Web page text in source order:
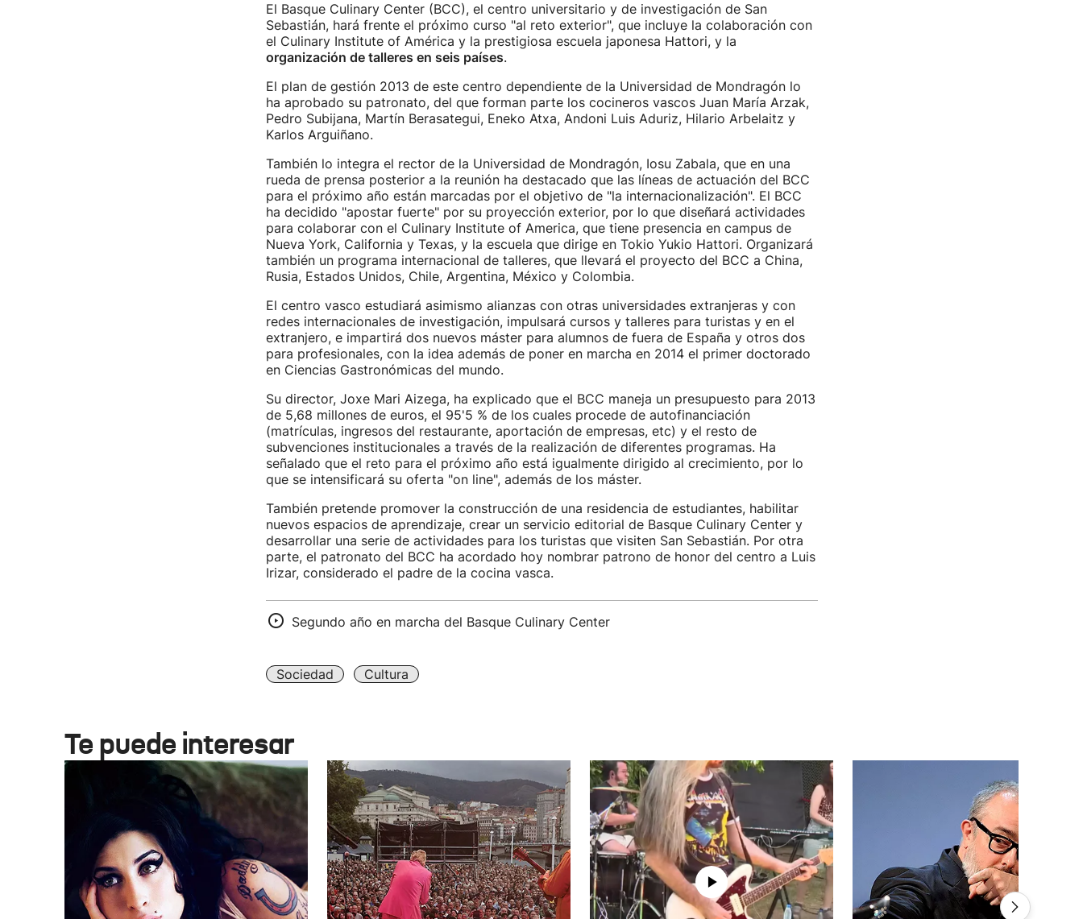
El Basque Culinary Center (BCC), el centro universitario y de investigación de San
Sebastián, hará frente el próximo curso "al reto exterior", que incluye la colaboración con
el Culinary Institute of América y la prestigiosa escuela japonesa Hattori, y la
organización de talleres en seis países.
El plan de gestión 2013 de este centro dependiente de la Universidad de Mondragón lo
ha aprobado su patronato, del que forman parte los cocineros vascos Juan María Arzak,
Pedro Subijana, Martín Berasategui, Eneko Atxa, Andoni Luis Aduriz, Hilario Arbelaitz y
Karlos Arguiñano.
También lo integra el rector de la Universidad de Mondragón, Iosu Zabala, que en una
rueda de prensa posterior a la reunión ha destacado que las líneas de actuación del BCC
para el próximo año están marcadas por el objetivo de "la internacionalización". El BCC
ha decidido "apostar fuerte" por su proyección exterior, por lo que diseñará actividades
para colaborar con el Culinary Institute of America, que tiene presencia en campus de
Nueva York, California y Texas, y la escuela que dirige en Tokio Yukio Hattori. Organizará
también un programa internacional de talleres, que llevará el proyecto del BCC a China,
Rusia, Estados Unidos, Chile, Argentina, México y Colombia.
El centro vasco estudiará asimismo alianzas con otras universidades extranjeras y con
redes internacionales de investigación, impulsará cursos y talleres para turistas y en el
extranjero, e impartirá dos nuevos máster para alumnos de fuera de España y otros dos
para profesionales, con la idea además de poner en marcha en 2014 el primer doctorado
en Ciencias Gastronómicas del mundo.
Su director, Joxe Mari Aizega, ha explicado que el BCC maneja un presupuesto para 2013
de 5,68 millones de euros, el 95'5 % de los cuales procede de autofinanciación
(matrículas, ingresos del restaurante, aportación de empresas, etc) y el resto de
subvenciones institucionales a través de la realización de diferentes programas. Ha
señalado que el reto para el próximo año está igualmente dirigido al crecimiento, por lo
que se intensificará su oferta "on line", además de los máster.
También pretende promover la construcción de una residencia de estudiantes, habilitar
nuevos espacios de aprendizaje, crear un servicio editorial de Basque Culinary Center y
desarrollar una serie de actividades para los turistas que visiten San Sebastián. Por otra
parte, el patronato del BCC ha acordado hoy nombrar patrono de honor del centro a Luis
Irizar, considerado el padre de la cocina vasca.
Segundo año en marcha del Basque Culinary Center
Sociedad Cultura
Te puede interesar